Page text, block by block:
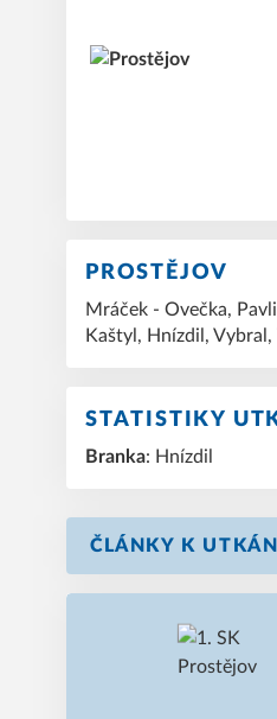
PROSTĚJOV
Mráček - Ovečka,
Kaštyl, Hnízdil,
STATISTIKY
Branka: Hnízdil
ČLÁNKY K UTKÁNÍ